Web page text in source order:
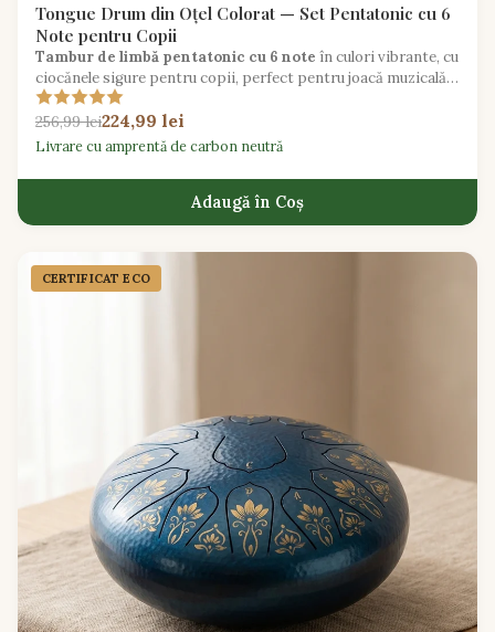
Tongue Drum din Oțel Colorat — Set Pentatonic cu 6
Note pentru Copii
Tambur de limbă pentatonic cu 6 note în culori vibrante, cu
ciocănele sigure pentru copii, perfect pentru joacă muzicală
intuitivă și explorare sonoră.
256,99 lei224,99 lei
Livrare cu amprentă de carbon neutră
Adaugă în Coș
CERTIFICAT ECO